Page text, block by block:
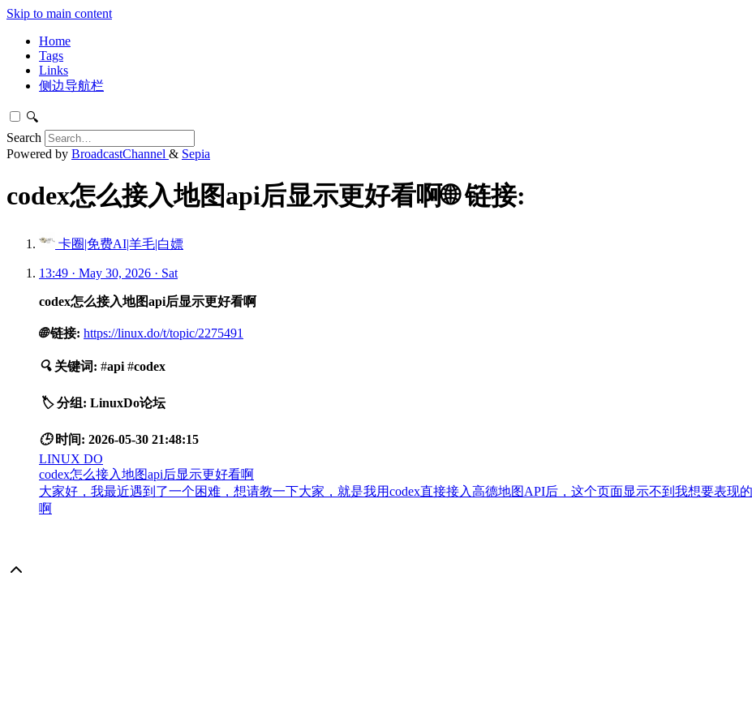
Skip to main content
Home
Tags
Links
侧边导航栏
🔍
Search
Powered by BroadcastChannel & Sepia
codex怎么接入地图api后显示更好看啊🌐 链接:
卡圈|免费AI|羊毛|白嫖
13:49 · May 30, 2026 · Sat
codex怎么接入地图api后显示更好看啊
🌐 链接: https://linux.do/t/topic/2275491
🔍 关键词: #api #codex
🏷️ 分组: LinuxDo论坛
🕒 时间: 2026-05-30 21:48:15
LINUX DO
codex怎么接入地图api后显示更好看啊
大家好，我最近遇到了一个困难，想请教一下大家，就是我用codex直接接入高德地图API后，这个页面显示不到我想要表现
啊